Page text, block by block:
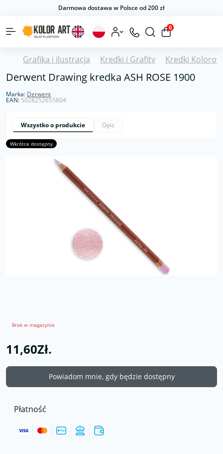
Darmowa dostawa w Polsce od 200 zł
0
Grafika i ilustracja Kredki i Grafity Kredki
Derwent Drawing kredka ASH ROSE 1900
Marka: Derwent
EAN: 5028252655804
Wszystko o produkcie Opis
Wkrótce dostępny
Brak w magazynie
11,60Zł.
Powiadom mnie, gdy będzie dostępny
Płatność